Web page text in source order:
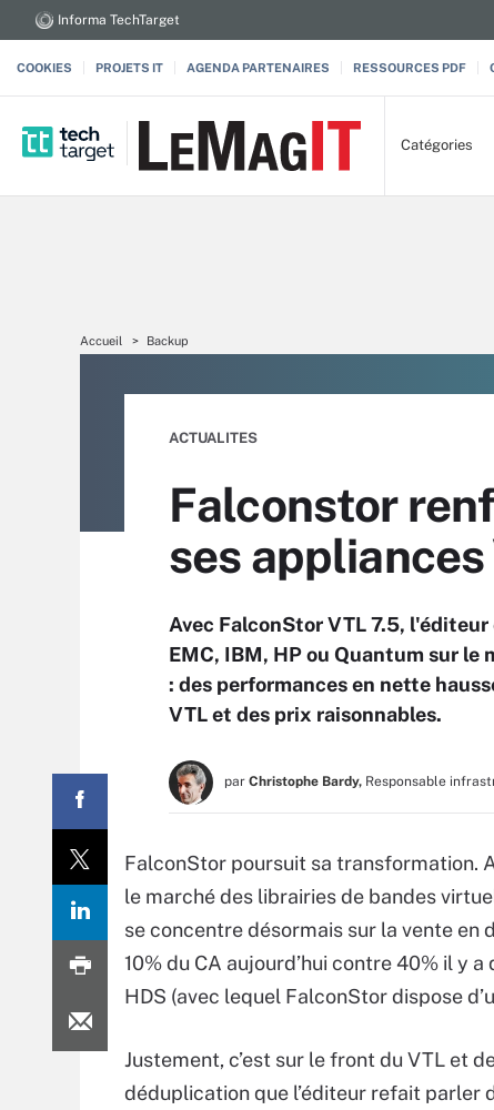
Informa TechTarget
COOKIES PROJETS IT AGENDA PARTENAIRES RESSOURCES PDF
Catégories
Accueil Backup
ACTUALITES
Falconstor
ses appliances
Avec FalconStor VTL 7.5,
EMC, IBM, HP ou Quantum sur le
: des performances en nette
VTL et des prix raisonnables.
par Christophe Bardy, Responsable
FalconStor poursuit sa transformation.
le marché des librairies de bandes
se concentre désormais sur la vente en
10% du CA aujourd’hui contre 40% il y
HDS (avec lequel FalconStor dispose
Justement, c’est sur le front du VTL et
déduplication que l’éditeur refait parler